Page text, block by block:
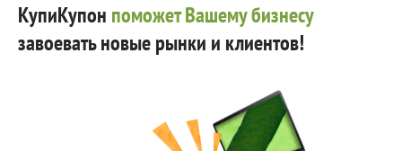
КупиКупон поможет Вашему бизнесу
завоевать новые рынки и клиентов!